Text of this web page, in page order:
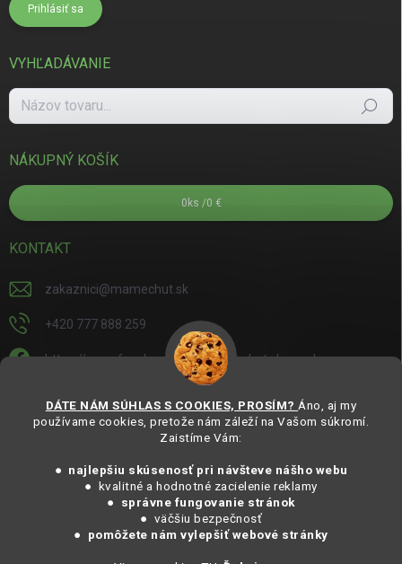
DÁTE NÁM SÚHLAS S COOKIES, PROSÍM? Áno, aj my
používame cookies, pretože nám záleží na Vašom súkromí.
Zaistíme Vám:
● najlepšiu skúsenosť pri návšteve nášho webu
● kvalitné a hodnotné zacielenie reklamy
●
správne fungovanie stránok
● väčšiu bezpečnosť
● pomôžete nám vylepšiť webové stránky
Prihlásiť sa
VYHĽADÁVANIE
Hľadať
NÁKUPNÝ KOŠÍK
0 ks /0 €
KONTAKT
zakaznici@mamechut.sk
+420 777 888 259
https://www.facebook.com/mamechut.slovensko
https://www.youtube.com/@mamechutczsk
@mamechut.czsk
MámeChuť Organic. Všechna práva vyhrazena.